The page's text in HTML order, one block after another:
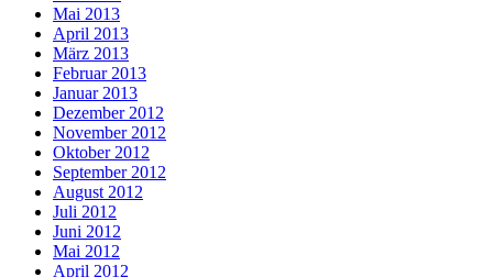
Mai 2013
April 2013
März 2013
Februar 2013
Januar 2013
Dezember 2012
November 2012
Oktober 2012
September 2012
August 2012
Juli 2012
Juni 2012
Mai 2012
April 2012